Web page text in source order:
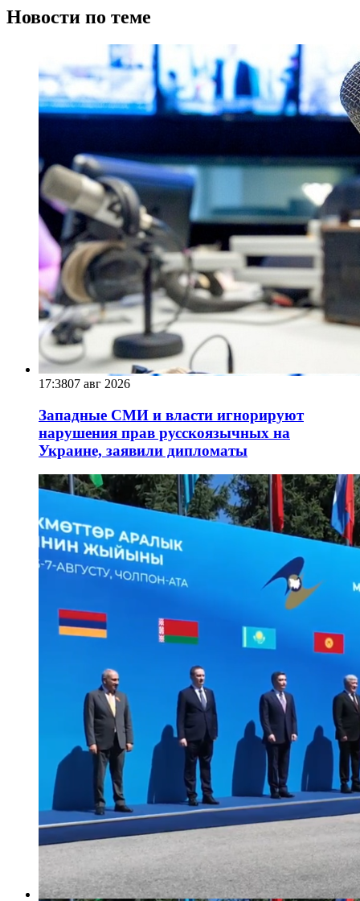
Новости по теме
17:3807 авг 2026
Западные СМИ и власти игнорируют
нарушения прав русскоязычных на
Украине, заявили дипломаты